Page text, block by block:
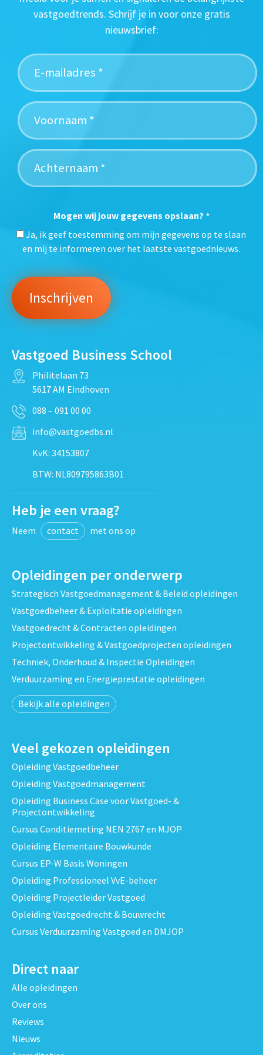
vastgoedtrends. Schrijf je in voor onze gratis
nieuwsbrief:
Mogen wij jouw gegevens opslaan? *
Ja, ik geef toestemming om mijn gegevens op te slaan
en mij te informeren over het laatste vastgoednieuws.
Vastgoed Business School
Philitelaan 73
5617 AM Eindhoven
088 – 091 00 00
info@vastgoedbs.nl
KvK: 34153807
BTW: NL809795863B01
Heb je een vraag?
Neem contact met ons op
Opleidingen per onderwerp
Strategisch Vastgoedmanagement & Beleid opleidingen
Vastgoedbeheer & Exploitatie opleidingen
Vastgoedrecht & Contracten opleidingen
Projectontwikkeling & Vastgoedprojecten opleidingen
Techniek, Onderhoud & Inspectie Opleidingen
Verduurzaming en Energieprestatie opleidingen
Bekijk alle opleidingen
Veel gekozen opleidingen
Opleiding Vastgoedbeheer
Opleiding Vastgoedmanagement
Opleiding Business Case voor Vastgoed- &
Projectontwikkeling
Cursus Conditiemeting NEN 2767 en MJOP
Opleiding Elementaire Bouwkunde
Cursus EP-W Basis Woningen
Opleiding Professioneel VvE-beheer
Opleiding Projectleider Vastgoed
Opleiding Vastgoedrecht & Bouwrecht
Cursus Verduurzaming Vastgoed en DMJOP
Direct naar
Alle opleidingen
Over ons
Reviews
Nieuws